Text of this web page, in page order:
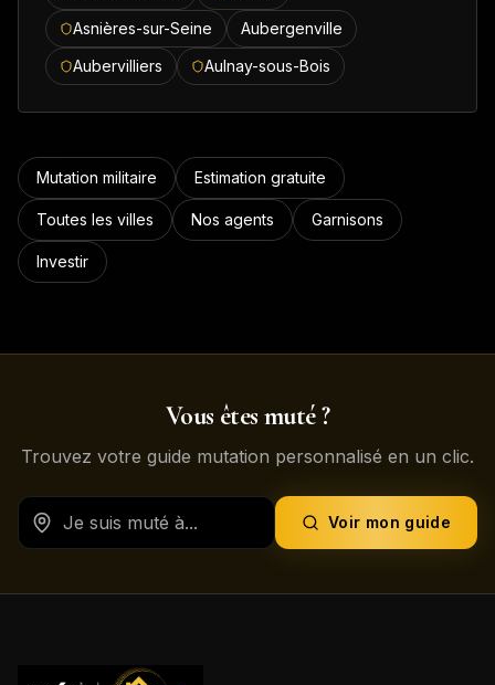
Asnières-sur-Seine
Aubergenville
Aubervilliers
Aulnay-sous-Bois
Mutation militaire Estimation gratuite
Toutes les villes Nos agents Garnisons
Investir
Vous êtes muté ?
Trouvez votre guide mutation personnalisé en un clic.
Voir mon guide